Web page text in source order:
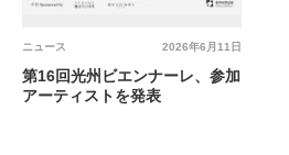
2026年6月11日
ニュース
第16回光州ビエンナーレ、参加
アーティストを発表